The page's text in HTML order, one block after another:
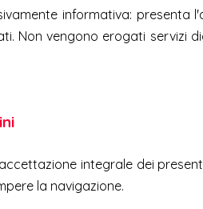
informativa: presenta
Non vengono erogati servizi
integrale dei
la navigazione.